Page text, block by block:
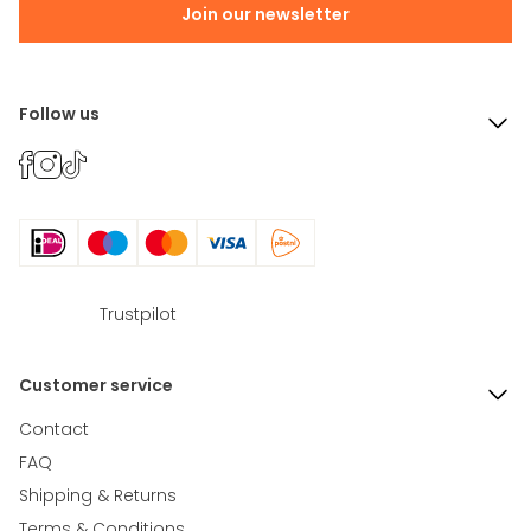
Join our newsletter
Follow us
Trustpilot
Customer service
Contact
FAQ
Shipping & Returns